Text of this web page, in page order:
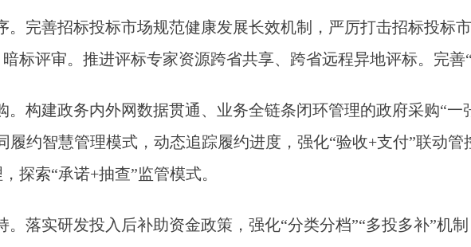
。完善招标投标市场规范健康发展长效机制，严厉打击招标投标
标评审。推进评标专家资源跨省共享、跨省远程异地评标。完善“
。构建政务内外网数据贯通、业务全链条闭环管理的政府采购“
履约智慧管理模式，动态追踪履约进度，强化“验收+支付”联动
探索“承诺+抽查”监管模式。
。落实研发投入后补助资金政策，强化“分类分档”“多投多补”机